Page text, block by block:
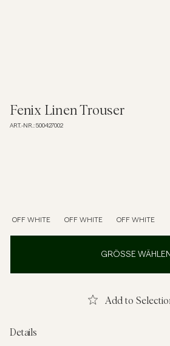
Hemden
T-Shirts
Unterwäsche
Fenix Linen Trouser
ART.-NR.: 500427002
OFF WHITE OFF WHITE OFF WHITE
GRÖSSE WÄHLEN
Add to
Details